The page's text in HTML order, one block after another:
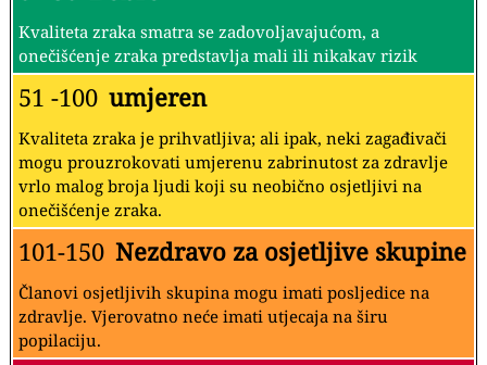
Kvaliteta zraka smatra se zadovoljavajućom, a
onečišćenje zraka predstavlja mali ili nikakav rizik
51 -100 umjeren
Kvaliteta zraka je prihvatljiva; ali ipak, neki zagađivači
mogu prouzrokovati umjerenu zabrinutost za zdravlje
vrlo malog broja ljudi koji su neobično osjetljivi na
onečišćenje zraka.
101-150 Nezdravo za osjetljive skupine
Članovi osjetljivih skupina mogu imati posljedice na
zdravlje. Vjerovatno neće imati utjecaja na širu
popilaciju.